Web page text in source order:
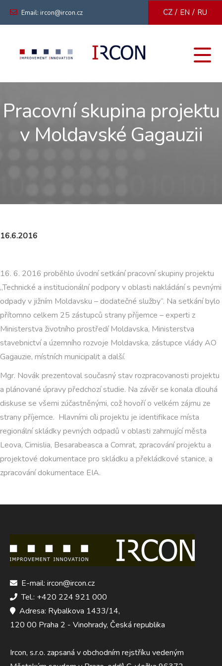
Email: ircon@ircon.cz CZ / EN / RU
Pracovní skupina projektu
v Moldavské Gagauzii
16.6.2016
16. 6. 2016 proběhlo úvodní setkání pracovní skupiny projektu
„Technické a institucionální podpory v oblasti nakládání s pevnými
odpady v jižním Moldavsku – dodatečné služby“. Na setkání bylo
přítomno celkem 25 zástupců strany příjemce – experti z
Ministerstva životního prostředí Moldavska, Ministerstva
stavebnictví a územního rozvoje Moldavska, zástupce vlády AO
Gagauzie, místních municipalit a další.
Mgr. Novák prezentoval současný stav rozpracovanosti projektu
a plánované úpravy předchozí studie. Na závěr se konala dlouhá
diskuse se všemi zúčastněnými, což hovoří o velkém zájmu ze
strany příjemce. Hlavními cíli projektu je identifikace místa
regionální skládky pevných odpadů v oblasti zahrnující města
Leova, Cimislia, Besarabeasca a Comrat, zpracování projektu a
projektové dokumentace pro skládku a překládkové stanice, a
zpracování dokumentace EIA.
E-mail: ircon@ircon.cz
Tel.: +420 224 921 000
Adresa: Rybalkova 1433/14,
120 00 Praha 2 - Vinohrady, Česká republika
Ircon, s.r.o. zapsaná v obchodním rejstříku vedeným